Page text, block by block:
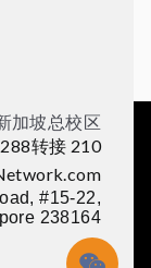
加坡总校区
转接 210
#15-22,
238164